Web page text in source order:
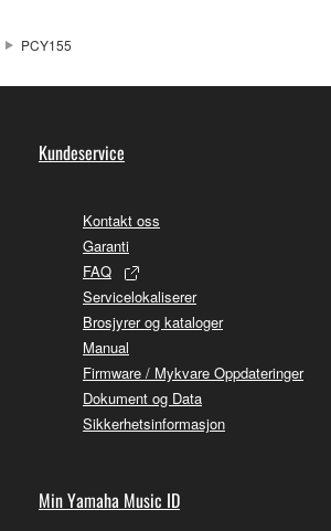
PCY155
Kundeservice
Kontakt oss
Garanti
FAQ
Servicelokaliserer
Brosjyrer og kataloger
Manual
Firmware / Mykvare Oppdateringer
Dokument og Data
Sikkerhetsinformasjon
Min Yamaha Music ID